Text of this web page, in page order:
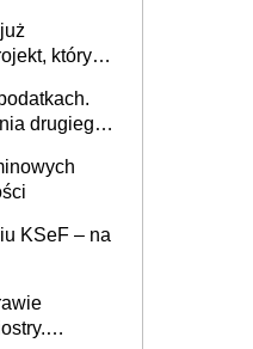
który
drugiego
KSeF – na